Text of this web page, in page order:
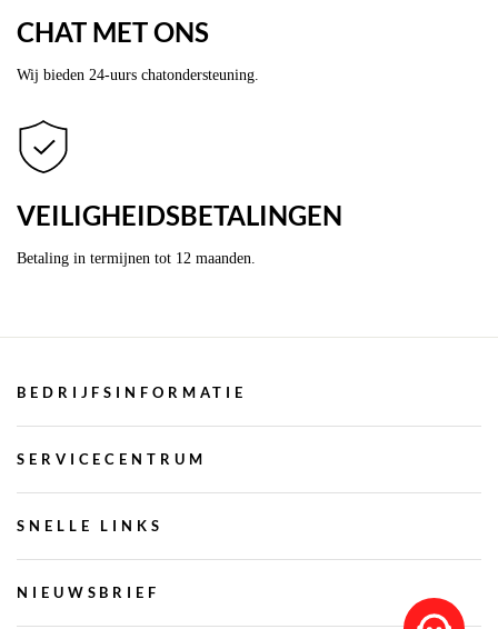
CHAT MET ONS
Wij bieden 24-uurs chatondersteuning.
VEILIGHEIDSBETALINGEN
Betaling in termijnen tot 12 maanden.
BEDRIJFSINFORMATIE
SERVICECENTRUM
SNELLE LINKS
NIEUWSBRIEF